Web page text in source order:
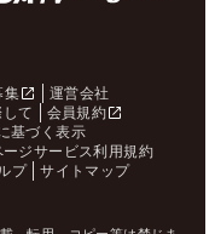
集
運営会社
て
会員規約
基づく表示
ージサービス利用規約
プ サイトマップ